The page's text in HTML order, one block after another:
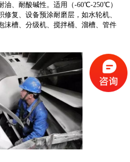
油、耐酸碱性。适用（-60℃-250℃）
复、设备预涂耐磨层，如水轮机、
沫槽、分级机、搅拌桶、溜槽、管件